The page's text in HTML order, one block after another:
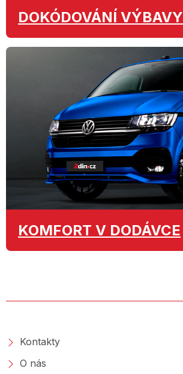
DOKÓDOVÁNÍ VÝBAVY
KOMFORT V DODÁVCE
Kontakty
O nás